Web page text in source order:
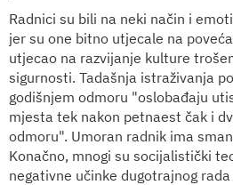
Radnici su bili na neki način i
jer su one bitno utjecale na
utjecao na razvijanje kulture
sigurnosti. Tadašnja istraživanja
godišnjem odmoru "oslobađaju
mjesta tek nakon petnaest čak i
odmoru". Umoran radnik ima
Konačno, mnogi su socijalistički
negativne učinke dugotrajnog